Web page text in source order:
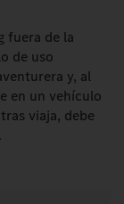
fuera de la
de uso
y, al
en un vehículo
viaja, debe